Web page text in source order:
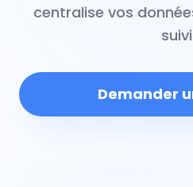
centralise vos
Demander